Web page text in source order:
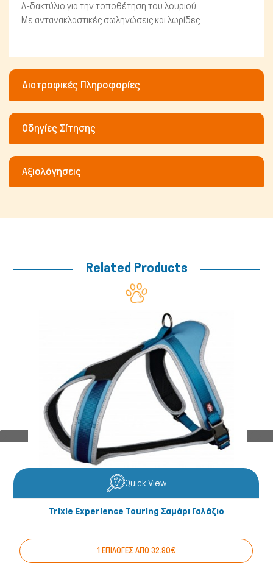
Μικρά ζώα
Δ-δακτύλιο για την τοποθέτηση του λουριού
Με αντανακλαστικές σωληνώσεις και λωρίδες
Διατροφικές Πληροφορίες
Οδηγίες Σίτησης
Αξιολόγησεις
Related Products
Quick View
Trixie Experience Touring Σαμάρι Γαλάζιο
1 ΕΠΙΛΟΓΕΣ ΑΠΟ 32.90€